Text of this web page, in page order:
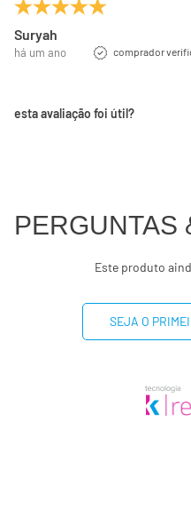
Suryah
há um ano comprador
esta avaliação foi útil?
PERGUNTAS
Este produto
SEJA O